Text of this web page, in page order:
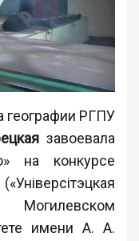
географии РГПУ
завоевала
на конкурсе
имени А. А.